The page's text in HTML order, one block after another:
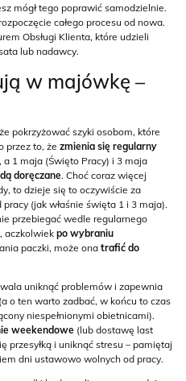
mógł tego poprawić samodzielnie.
całego procesu od nowa.
Obsługi Klienta, które udzieli
lub nadawcy.
w majówkę –
pokrzyżować szyki osobom, które
przez to, że zmienia się regularny
a 1 maja (Święto Pracy) i 3 maja
doręczane. Choć coraz więcej
to dzieje się to oczywiście za
(jak właśnie święta 1 i 3 maja).
przebiegać wedle regularnego
aczkolwiek po wybraniu
paczki, może onatrafić do
uniknąć problemów i zapewnia
o ten warto zadbać, w końcu to czas
niespełnionymi obietnicami).
weekendowe (lub dostawę last
przesyłką i uniknąć stresu – pamiętaj
dni ustawowo wolnych od pracy.